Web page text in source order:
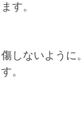
す。
しないように
。